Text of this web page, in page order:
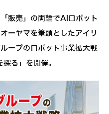
販売」の両輪でAIロボット
ーヤマを筆頭としたアイリ
ープのロボット事業拡大戦
る」を開催。